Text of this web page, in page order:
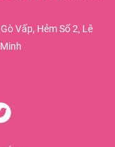
Vấp, Hẻm Số 2, Lê